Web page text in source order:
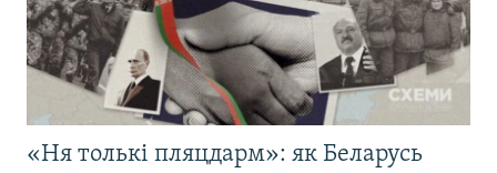
«Ня толькі пляцдарм»: як Беларусь